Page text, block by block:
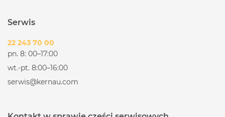
Serwis
22 243 70 00
pn. 8: 00–17:00
wt.-pt. 8:00–16:00
serwis@kernau.com